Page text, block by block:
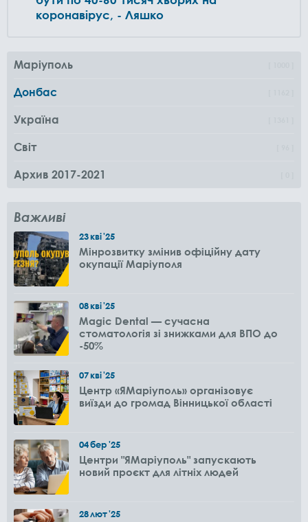
коронавірус, - Ляшко
Маріуполь
Донбас
Україна
Світ
Архив 2017-2021
Важливі
23кві'25
Мінрозвитку змінив офіційну дату
окупації Маріуполя
08кві'25
Magic Dental — сучасна
стоматологія зі знижками для ВПО до
-50%
07кві'25
Центр «ЯМаріуполь» організовує
виїзди до громад Вінницької області
04бер'25
Центри "ЯМаріуполь" запускають
новий проєкт для літніх людей
28лют'25